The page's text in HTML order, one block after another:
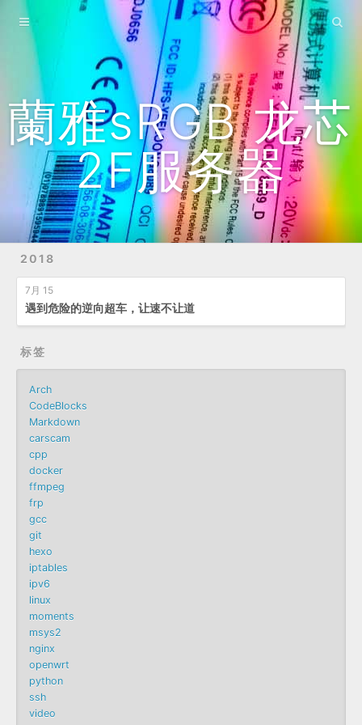
蘭雅sRGB 龙芯
2F服务器
2018
7月 15
遇到危险的逆向超车，让速不让道
标签
Arch
CodeBlocks
Markdown
carscam
cpp
docker
ffmpeg
frp
gcc
git
hexo
iptables
ipv6
linux
moments
msys2
nginx
openwrt
python
ssh
video
主页
博客
归档
站点地图
GitHub
YouTube频道
B站频道